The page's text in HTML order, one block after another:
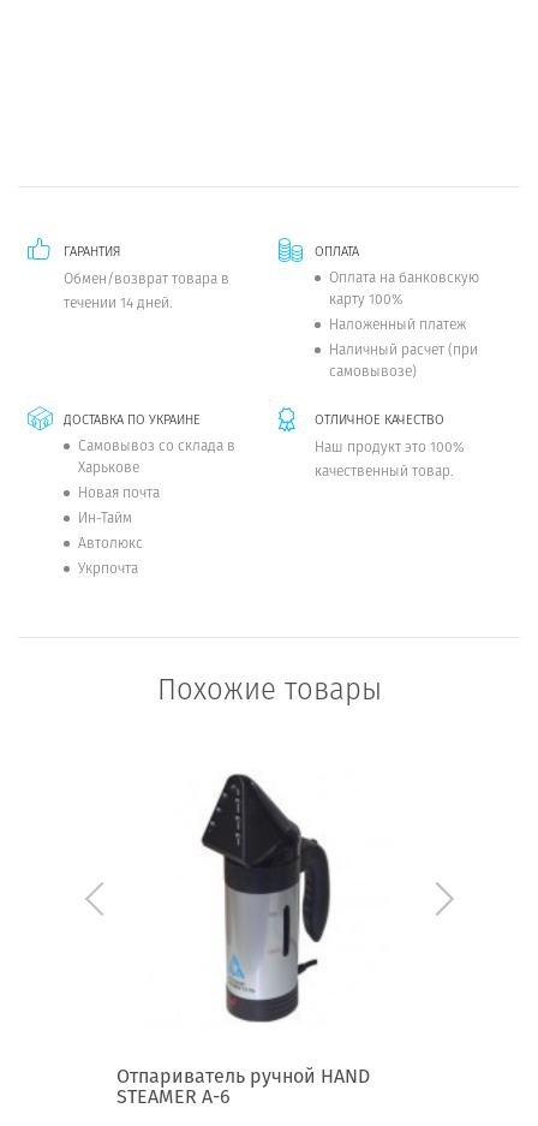
ГАРАНТИЯ
Обмен/возврат товара в
течении 14 дней.
ОПЛАТА
Оплата на банковскую
карту 100%
Наложенный платеж
Наличный расчет (при
самовывозе)
ДОСТАВКА ПО УКРАИНЕ
Самовывоз со склада в
Харькове
Новая почта
Ин-Тайм
Автолюкс
Укрпочта
ОТЛИЧНОЕ КАЧЕСТВО
Наш продукт это 100%
качественный товар.
Похожие товары
Отпариватель ручной HAND
STEAMER A-6